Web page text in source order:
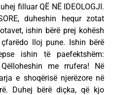
filluar QË NË IDEOLOGJI.
duheshin hequr zotat
ishin bërë prej kohësh
lloj pune. Ishin bërë
ishin të paefektshëm:
me rrufera! Në
e shoqërisë njerëzore në
Duhej bërë diçka, që kjo